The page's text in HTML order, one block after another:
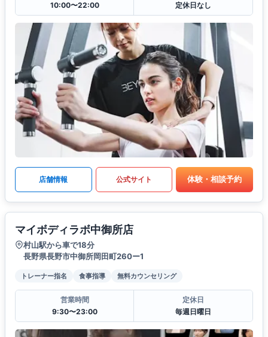
10:00〜22:00
定休日なし
店舗情報 公式サイト 体験・相談予約
マイボディラボ中御所店
村山駅から車で18分
長野県長野市中御所岡田町260ー1
トレーナー指名 食事指導 無料カウンセリング
営業時間
9:30〜23:00
定休日
毎週日曜日